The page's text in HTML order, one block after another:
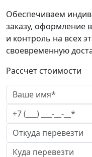
Обеспечиваем
заказу, оформление
и контроль на всех
своевременную
Рассчет стоимости